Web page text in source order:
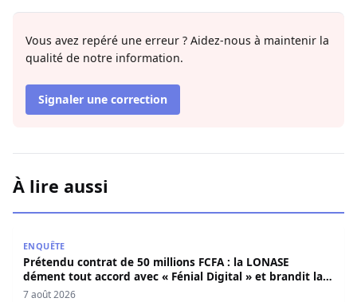
Vous avez repéré une erreur ? Aidez-nous à maintenir la
qualité de notre information.
Signaler une correction
À lire aussi
ENQUÊTE
Prétendu contrat de 50 millions FCFA : la LONASE
dément tout accord avec « Fénial Digital » et brandit la
menace de poursuites
7 août 2026